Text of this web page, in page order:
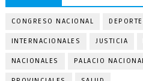
CONGRESO NACIONAL
INTERNACIONALES JUSTICIA
NACIONALES PALACIO